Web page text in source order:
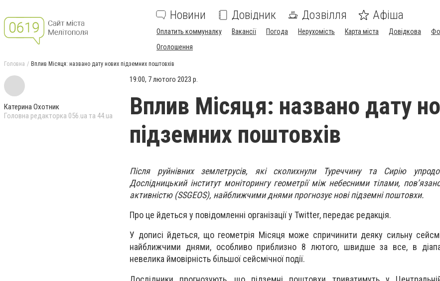
Новини Довідник Дозвілля Афіша
Оплатить коммуналку Вакансії Погода Нерухомість Карта міста Довідкова
Оголошення
Головна Вплив Місяця: названо дату нових підземних поштовхів
Катерина Охотник
Головна редакторка 056.ua та 44.ua
19:00, 7 лютого 2023 р.
Вплив Місяця: названо дату
підземних поштовхів
Після руйнівних землетрусів, які сколихнули Туреччину та Сирію
Дослідницький інститут моніторингу геометрії між небесними тілами,
активністю (SSGEOS), найближчими днями прогнозує нові підземні поштовхи.
Про це йдеться у повідомленні організації у Twitter, передає редакція.
У дописі йдеться, що геометрія Місяця може спричинити деяку сильну
найближчими днями, особливо приблизно 8 лютого, швидше за все, в
невелика ймовірність більшої сейсмічної події.